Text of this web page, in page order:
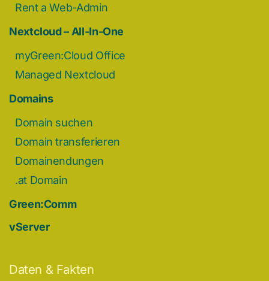
Rent a Web-Admin
Nextcloud – All-In-One
myGreen:Cloud Office
Managed Nextcloud
Domains
Domain suchen
Domain transferieren
Domainendungen
.at Domain
Green:Comm
vServer
Daten & Fakten